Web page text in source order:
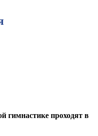
гимнастике проходят в